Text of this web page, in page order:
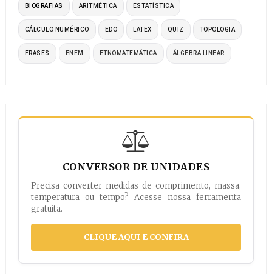
BIOGRAFIAS ARITMÉTICA ESTATÍSTICA
CÁLCULO NUMÉRICO EDO LATEX QUIZ TOPOLOGIA
FRASES ENEM ETNOMATEMÁTICA ÁLGEBRA LINEAR
CONVERSOR DE UNIDADES
Precisa converter medidas de comprimento, massa,
temperatura ou tempo? Acesse nossa ferramenta
gratuita.
CLIQUE AQUI E CONFIRA